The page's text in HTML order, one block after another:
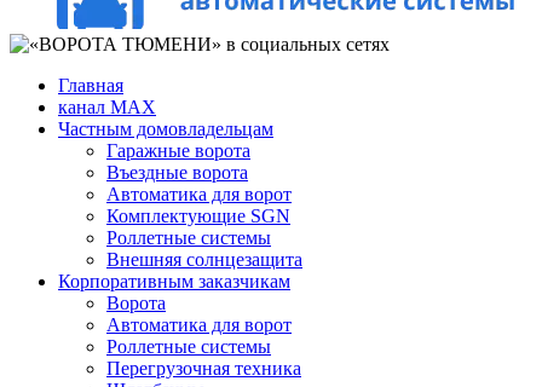
Главная
канал MAX
Частным домовладельцам
Гаражные ворота
Въездные ворота
Автоматика для ворот
Комплектующие SGN
Роллетные системы
Внешняя солнцезащита
Корпоративным заказчикам
Ворота
Автоматика для ворот
Роллетные системы
Перегрузочная техника